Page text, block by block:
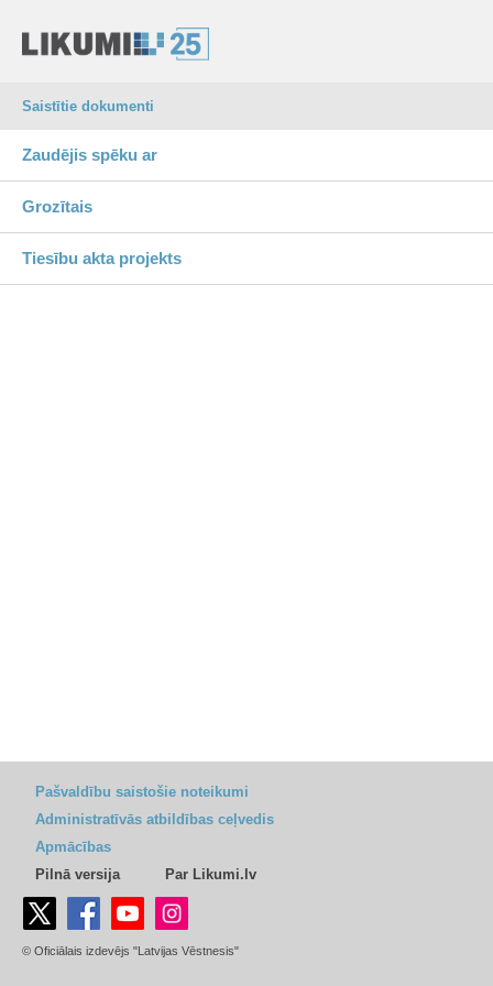
Saistītie dokumenti
Zaudējis spēku ar
Grozītais
Tiesību akta projekts
Pašvaldību saistošie noteikumi
Administratīvās atbildības ceļvedis
Apmācības
Pilnā versija
Par Likumi.lv
© Oficiālais izdevējs "Latvijas Vēstnesis"